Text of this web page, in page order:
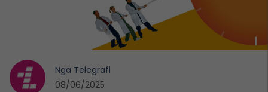
Nga Telegrafi
08/06/2025